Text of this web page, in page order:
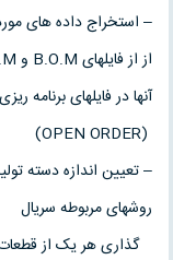
آنها در فایلهای برنامه
(OPEN ORDER)
روشهای مربوطه سریال
گذاری هر یک از